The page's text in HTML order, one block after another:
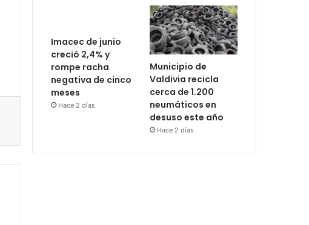
Imacec de junio
creció 2,4% y
rompe racha
negativa de cinco
meses
Hace 2 días
Municipio de
Valdivia recicla
cerca de 1.200
neumáticos en
desuso este año
Hace 2 días